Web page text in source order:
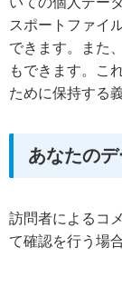
スポートファイ
できます。また
もできます。こ
ために保持する
あなたの
訪問者によるコ
て確認を行う場